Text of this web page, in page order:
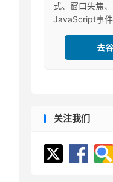
式、窗口失焦
JavaScript事件
去谷
关注我们